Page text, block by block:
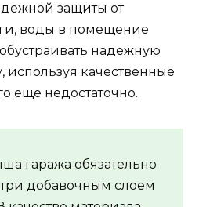
защиты от
воды в помещение
надежную
качественные
еще недостаточно.
гаража обязательно
добавочным слоем